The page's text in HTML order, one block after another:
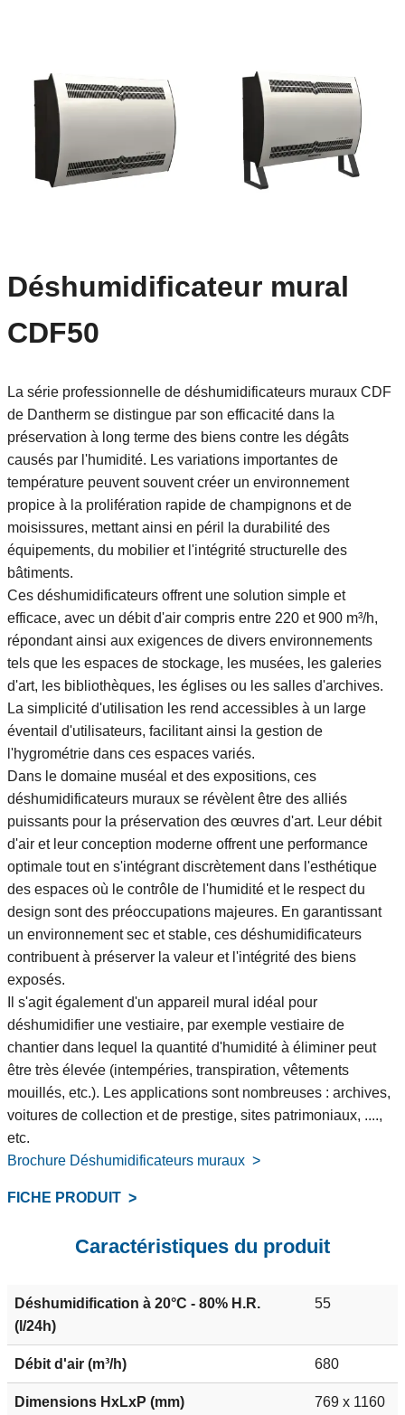
Déshumidificateur mural
CDF50
La série professionnelle de déshumidificateurs muraux CDF
de Dantherm se distingue par son efficacité dans la
préservation à long terme des biens contre les dégâts
causés par l'humidité. Les variations importantes de
température peuvent souvent créer un environnement
propice à la prolifération rapide de champignons et de
moisissures, mettant ainsi en péril la durabilité des
équipements, du mobilier et l'intégrité structurelle des
bâtiments.
Ces déshumidificateurs offrent une solution simple et
efficace, avec un débit d'air compris entre 220 et 900 m³/h,
répondant ainsi aux exigences de divers environnements
tels que les espaces de stockage, les musées, les galeries
d'art, les bibliothèques, les églises ou les salles d'archives.
La simplicité d'utilisation les rend accessibles à un large
éventail d'utilisateurs, facilitant ainsi la gestion de
l'hygrométrie dans ces espaces variés.
Dans le domaine muséal et des expositions, ces
déshumidificateurs muraux se révèlent être des alliés
puissants pour la préservation des œuvres d'art. Leur débit
d'air et leur conception moderne offrent une performance
optimale tout en s'intégrant discrètement dans l'esthétique
des espaces où le contrôle de l'humidité et le respect du
design sont des préoccupations majeures. En garantissant
un environnement sec et stable, ces déshumidificateurs
contribuent à préserver la valeur et l'intégrité des biens
exposés.
Il s'agit également d'un appareil mural idéal pour
déshumidifier une vestiaire, par exemple vestiaire de
chantier dans lequel la quantité d'humidité à éliminer peut
être très élevée (intempéries, transpiration, vêtements
mouillés, etc.). Les applications sont nombreuses : archives,
voitures de collection et de prestige, sites patrimoniaux, ....,
etc.
Brochure Déshumidificateurs muraux
FICHE PRODUIT
Caractéristiques du produit
Déshumidification à 20°C - 80% H.R.
(l/24h)
55
Débit d'air (m³/h) 680
Dimensions HxLxP (mm) 769 x 1160